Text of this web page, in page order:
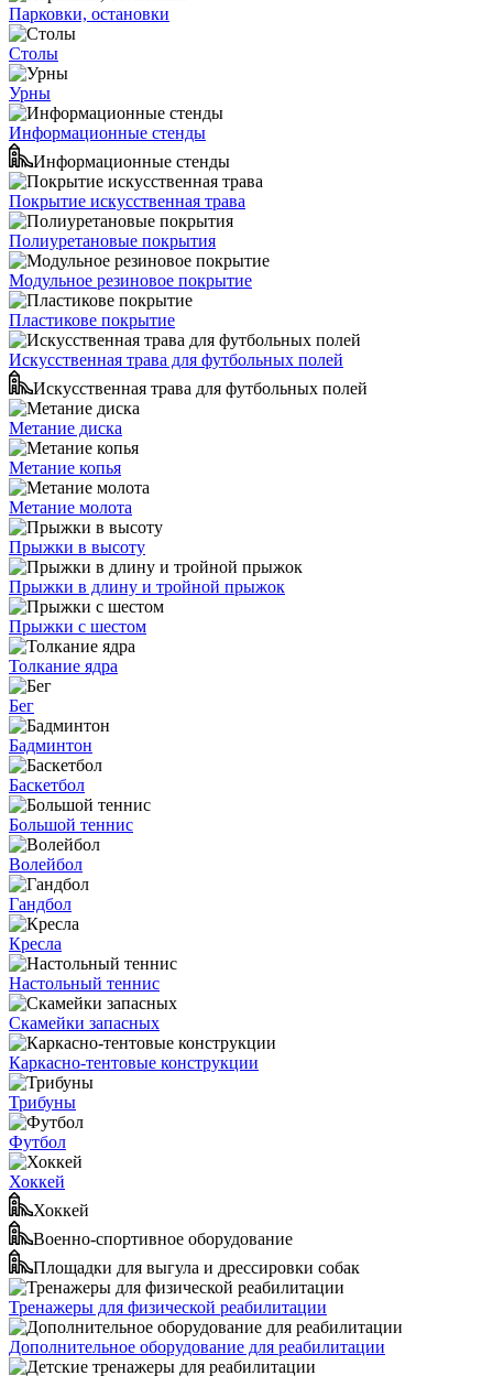
Парковки, остановки
Столы
Урны
Информационные стенды
Информационные стенды
Покрытие искусственная трава
Полиуретановые покрытия
Модульное резиновое покрытие
Пластикове покрытие
Искусственная трава для футбольных полей
Искусственная трава для футбольных полей
Метание диска
Метание копья
Метание молота
Прыжки в высоту
Прыжки в длину и тройной прыжок
Прыжки с шестом
Толкание ядра
Бег
Бадминтон
Баскетбол
Большой теннис
Волейбол
Гандбол
Кресла
Настольный теннис
Скамейки запасных
Каркасно-тентовые конструкции
Трибуны
Футбол
Хоккей
Хоккей
Военно-спортивное оборудование
Площадки для выгула и дрессировки собак
Тренажеры для физической реабилитации
Дополнительное оборудование для реабилитации